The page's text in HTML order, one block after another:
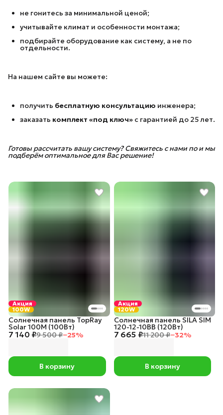
не гонитесь за минимальной ценой;
учитывайте климат и особенности монтажа;
подбирайте оборудование как систему, а не по
отдельности.
На нашем сайте вы можете:
получить бесплатную консультацию инженера;
заказать комплект «под ключ» с гарантией до 25 лет.
Готовы рассчитать вашу систему? Свяжитесь с нами по и мы
подберём оптимальное для Вас решение!
Акция
100W
7 140 ₽9 500 ₽−25%
Солнечная панель TopRay
Solar 100М (100Вт)
В корзину
Акция
120W
7 665 ₽11 200 ₽−32%
Солнечная панель SILA SIM
120-12-10BB (120Вт)
В корзину